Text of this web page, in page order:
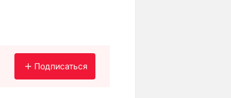
Подписаться